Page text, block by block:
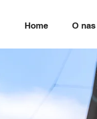
Home O nas